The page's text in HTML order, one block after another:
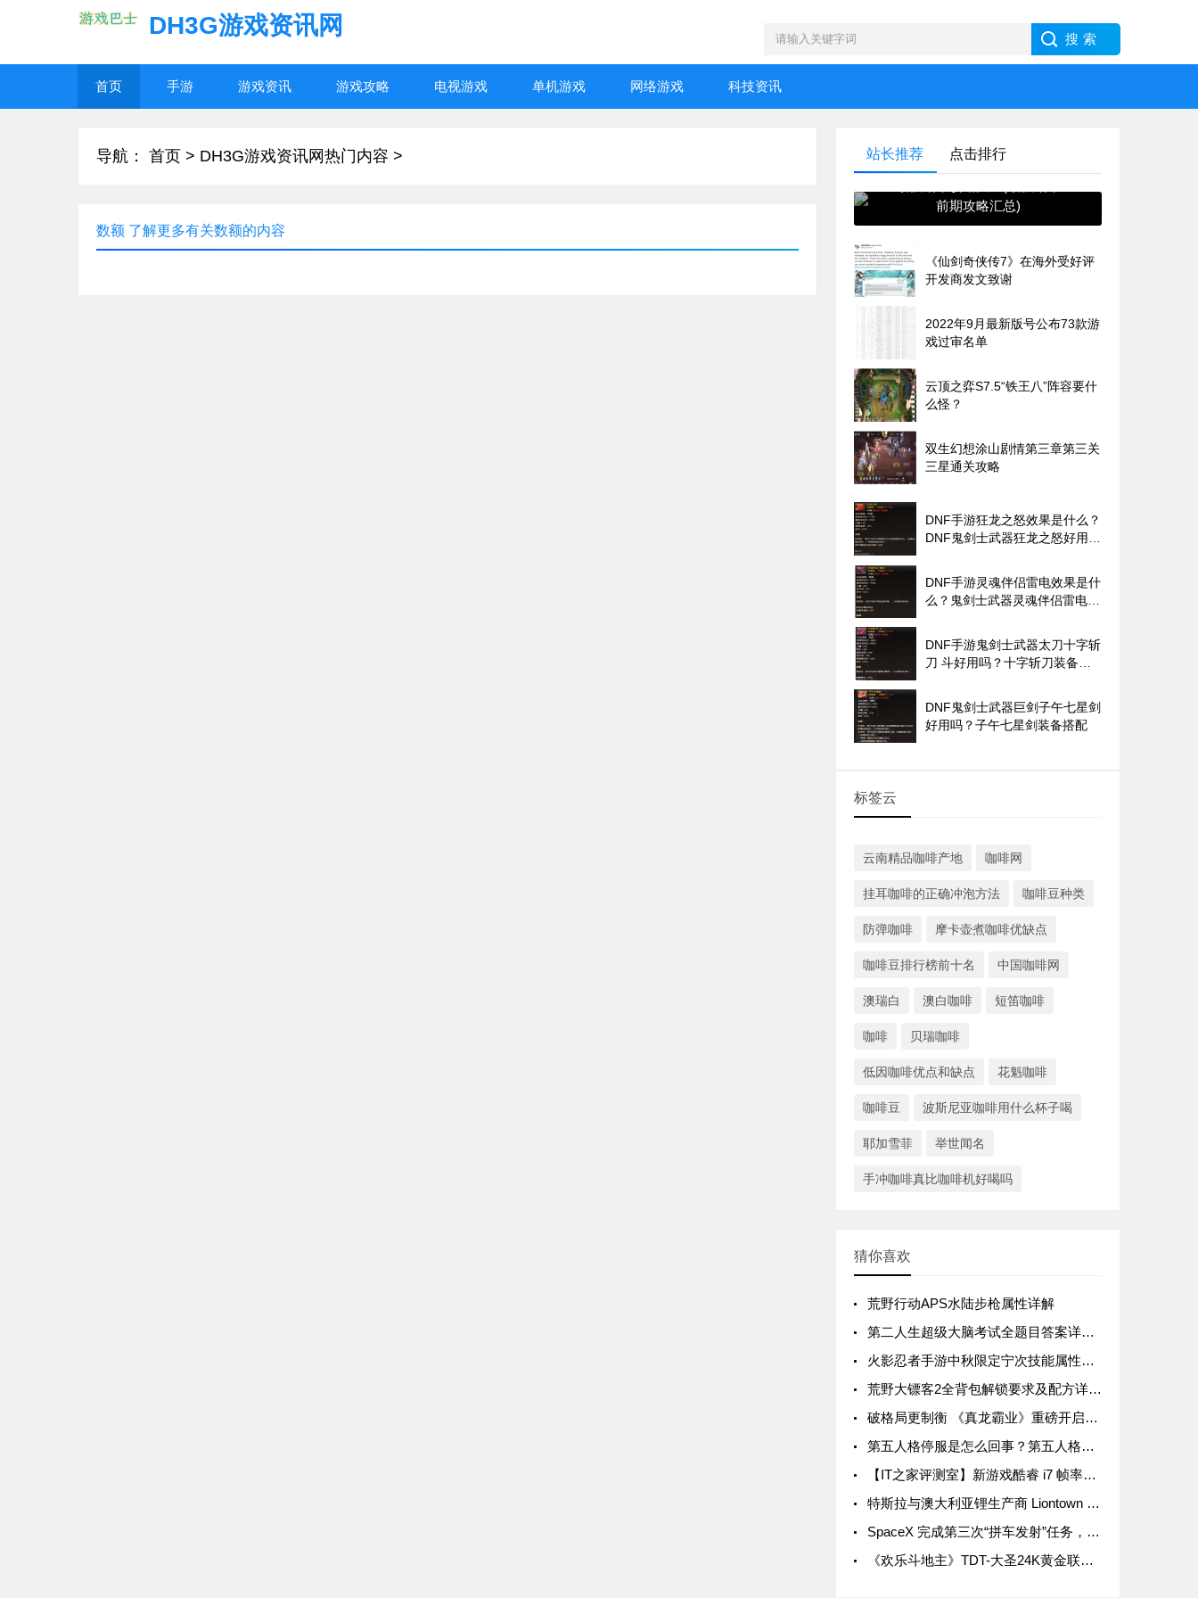
DH3G游戏资讯网
首页 手游 游戏资讯 游戏攻略 电视游戏 单机游戏 网络游戏 科技资讯
导航： 首页 > DH3G游戏资讯网热门内容 >
数额 了解更多有关数额的内容
站长推荐 点击排行
前期攻略汇总)
《仙剑奇侠传7》在海外受好评
开发商发文致谢
2022年9月最新版号公布73款游
戏过审名单
云顶之弈S7.5“铁王八”阵容要什
么怪？
双生幻想涂山剧情第三章第三关
三星通关攻略
DNF手游狂龙之怒效果是什么？
DNF鬼剑士武器狂龙之怒好用
DNF手游灵魂伴侣雷电效果是什
么？鬼剑士武器灵魂伴侣雷电好
DNF手游鬼剑士武器太刀十字斩
刀 斗好用吗？十字斩刀装备搭
DNF鬼剑士武器巨剑子午七星剑
好用吗？子午七星剑装备搭配
标签云
云南精品咖啡产地 咖啡网
挂耳咖啡的正确冲泡方法 咖啡豆种类
防弹咖啡 摩卡壶煮咖啡优缺点
咖啡豆排行榜前十名 中国咖啡网
澳瑞白 澳白咖啡 短笛咖啡
咖啡 贝瑞咖啡
低因咖啡优点和缺点 花魁咖啡
咖啡豆 波斯尼亚咖啡用什么杯子喝
耶加雪菲 举世闻名
手冲咖啡真比咖啡机好喝吗
猜你喜欢
荒野行动APS水陆步枪属性详解
第二人生超级大脑考试全题目答案详解汇总
火影忍者手游中秋限定宁次技能属性详解
荒野大镖客2全背包解锁要求及配方详解汇总
破格局更制衡 《真龙霸业》重磅开启SLG3.0时代
第五人格停服是怎么回事？第五人格停服公告一览
【IT之家评测室】新游戏酷睿 i7 帧率领先 15%，拯救者 Y9000P 与 R9000P 进一步拉开差距
特斯拉与澳大利亚锂生产商 Liontown Resources 签署五年协议，后者股价暴涨近 20%
SpaceX 完成第三次“拼车发射”任务，送 105 颗微型卫星入轨
《欢乐斗地主》TDT-大圣24K黄金联赛首轮周赛战罢 关注大圣Live抢互动豪礼！